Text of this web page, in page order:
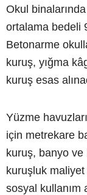
Okul
ortalama bedeli
Betonarme
kuruş, yığma
kuruş esas
Yüzme
için metrekare
kuruş, banyo
kuruşluk
sosyal kullanım